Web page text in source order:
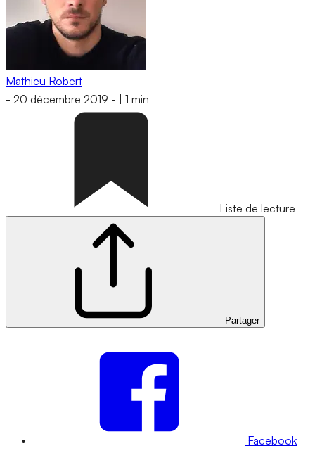
Mathieu Robert
- 20 décembre 2019 - 1 min
Liste de lecture
Partager
Facebook